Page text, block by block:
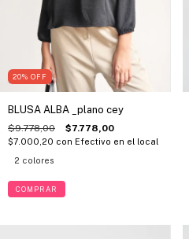
20% OFF
BLUSA ALBA _plano cey
$9.778,00 $7.778,00
$7.000,20 con Efectivo en el local
2 colores
COMPRAR